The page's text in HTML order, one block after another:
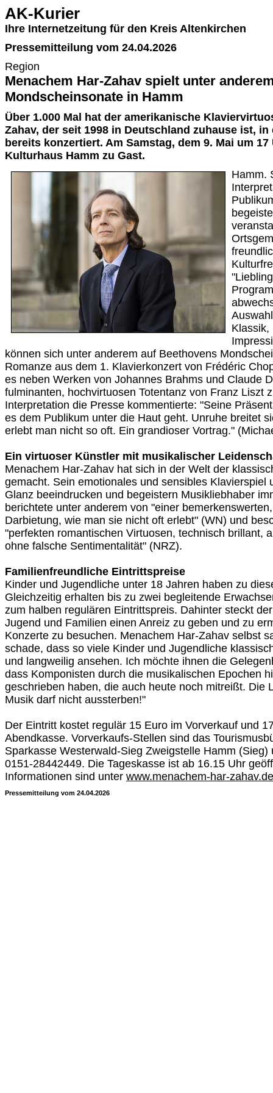
AK-Kurier
Ihre Internetzeitung für den Kreis Altenkirchen
Pressemitteilung vom 24.04.2026
Region
Menachem Har-Zahav spielt unter
Mondscheinsonate in Hamm
Über 1.000 Mal hat der amerikanische
Zahav, der seit 1998 in Deutschland zuhause ist,
bereits konzertiert. Am Samstag, dem 9. Mai um
Kulturhaus Hamm zu Gast.
Hamm.
Klassik,
können sich unter anderem auf Beethovens
Romanze aus dem 1. Klavierkonzert von Frédéric
es neben Werken von Johannes Brahms und Claude
fulminanten, hochvirtuosen Totentanz von Franz Liszt
Interpretation die Presse kommentierte: "Seine
es dem Publikum unter die Haut geht. Unruhe breitet
erlebt man nicht so oft. Ein grandioser Vortrag."
Ein virtuoser Künstler mit musikalischer
Menachem Har-Zahav hat sich in der Welt der
gemacht. Sein emotionales und sensibles Klavierspiel
Glanz beeindrucken und begeistern Musikliebhaber
berichtete unter anderem von "einer
Darbietung, wie man sie nicht oft erlebt" (WN) und
"perfekten romantischen Virtuosen, technisch brillant,
ohne falsche Sentimentalität" (NRZ).
Familienfreundliche Eintrittspreise
Kinder und Jugendliche unter 18 Jahren haben zu
Gleichzeitig erhalten bis zu zwei begleitende
zum halben regulären Eintrittspreis. Dahinter steckt
Jugend und Familien einen Anreiz zu geben und zu
Konzerte zu besuchen. Menachem Har-Zahav selbst
schade, dass so viele Kinder und Jugendliche
und langweilig ansehen. Ich möchte ihnen die
dass Komponisten durch die musikalischen Epochen
geschrieben haben, die auch heute noch mitreißt. Die
Musik darf nicht aussterben!"
Der Eintritt kostet regulär 15 Euro im Vorverkauf und
Abendkasse. Vorverkaufs-Stellen sind das
Sparkasse Westerwald-Sieg Zweigstelle Hamm (Sieg)
0151-28442449. Die Tageskasse ist ab 16.15 Uhr
Informationen sind unter www.menachem-har-zahav.de
Pressemitteilung vom 24.04.2026